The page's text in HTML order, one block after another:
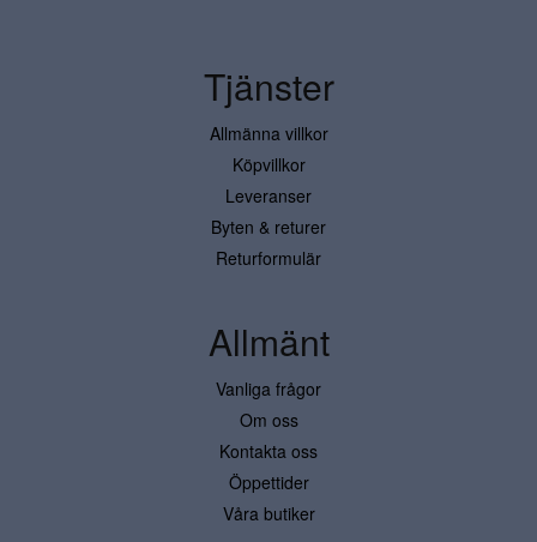
Tjänster
Allmänna villkor
Köpvillkor
Leveranser
Byten & returer
Returformulär
Allmänt
Vanliga frågor
Om oss
Kontakta oss
Öppettider
Våra butiker